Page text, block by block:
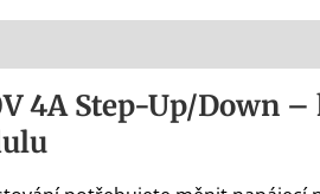
4A Step-Up/Down